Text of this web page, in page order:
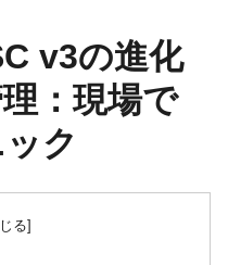
v3の進化
：現場で
ク